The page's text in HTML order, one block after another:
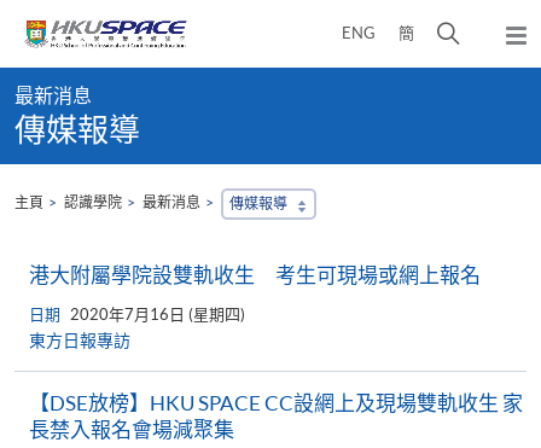
content
ENG 簡
開
彈
出
content
start
最新消息
傳媒報導
主頁 認識學院 最新消息 傳媒報導
港大附屬學院設雙軌收生 考生可現場或網上報名
日期 2020年7月16日 (星期四)
東方日報專訪
【DSE放榜】HKU SPACE CC設網上及現場雙軌收生 家
長禁入報名會場減聚集